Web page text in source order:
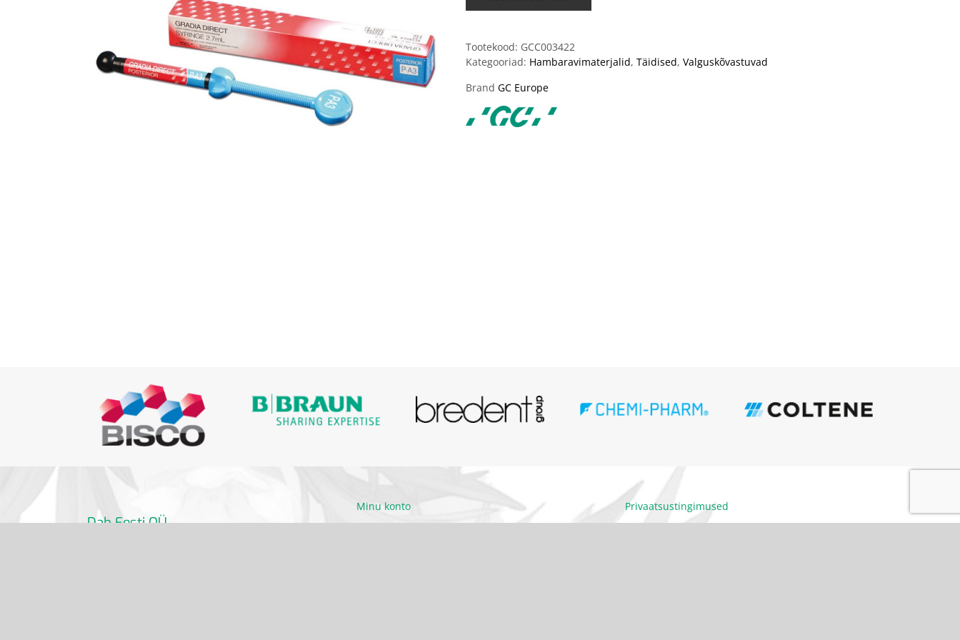
Tootekood: GCC003422
Kategooriad: Hambaravimaterjalid, Täidised, Valguskõvastuvad
Brand GC Europe
Dab Eesti OÜ
Minu konto
Privaatsustingimused